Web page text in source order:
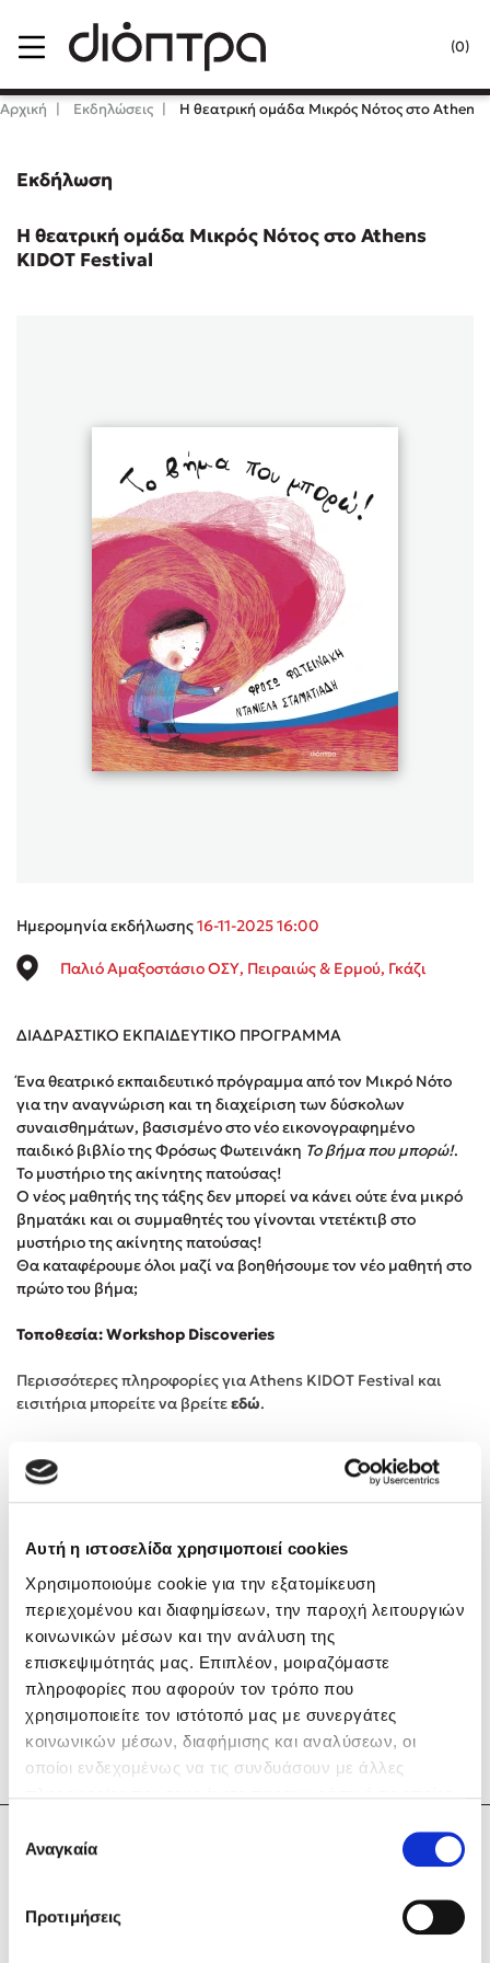
Αυτή η ιστοσελίδα χρησιμοποιεί cookies
Χρησιμοποιούμε cookie για την εξατομίκευση
περιεχομένου και διαφημίσεων, την παροχή λειτουργιών
κοινωνικών μέσων και την ανάλυση της
επισκεψιμότητάς μας. Επιπλέον, μοιραζόμαστε
πληροφορίες που αφορούν τον τρόπο που
χρησιμοποιείτε τον ιστότοπό μας με συνεργάτες
κοινωνικών μέσων, διαφήμισης και αναλύσεων, οι
οποίοι ενδεχομένως να τις συνδυάσουν με άλλες
των υπηρεσιών τους. Αν συνεχίσετε να χρησιμοποιείτε
την ιστοσελίδα μας, συναινείτε στη χρήση των cookies
συγκατάθεσης
Αναγκαία
Προτιμήσεις
(0)
Κλείσιμο
Δημοφιλή Βιβλία
Lidia Branković
Χάρης Πολίτης
Καθρέφτης
Sebastian Fitzek
Playlist
Κώστας Κρομμύδας
Το λιμάνι μου είσαι εσύ
Ιωάννης Γλωσσόπουλος
Δανάη Δεληγεώργη
Πάνω, κάτω, μπροστά, πίσω
Mel Robbins
Η μέθοδος Αφήστε τους
Δημοφιλείς Συγγραφείς
Παύλος Καστανάς
Αρχική Εκδηλώσεις Η θεατρική ομάδα Μικρός Νότος στο Athens
Εκδήλωση
Η θεατρική ομάδα Μικρός Νότος στο Athens
KIDOT Festival
Ημερομηνία εκδήλωσης16-11-2025 16:00
Παλιό Αμαξοστάσιο ΟΣΥ, Πειραιώς & Ερμού, Γκάζι
ΔΙΑΔΡΑΣΤΙΚΟ ΕΚΠΑΙΔΕΥΤΙΚΟ ΠΡΟΓΡΑΜΜΑ
Ένα θεατρικό εκπαιδευτικό πρόγραμμα από τον Μικρό Νότο
για την αναγνώριση και τη διαχείριση των δύσκολων
συναισθημάτων, βασισμένο στο νέο εικονογραφημένο
παιδικό βιβλίο της Φρόσως Φωτεινάκη Το βήμα που μπορώ!.
Το μυστήριο της ακίνητης πατούσας!
Ο νέος μαθητής της τάξης δεν μπορεί να κάνει ούτε ένα μικρό
βηματάκι και οι συμμαθητές του γίνονται ντετέκτιβ στο
μυστήριο της ακίνητης πατούσας!
Θα καταφέρουμε όλοι μαζί να βοηθήσουμε τον νέο μαθητή στο
πρώτο του βήμα;
Τοποθεσία: Workshop Discoveries
Περισσότερες πληροφορίες για Athens KIDOT Festival και
εισιτήρια μπορείτε να βρείτεεδώ.
Φρόσω Φωτεινάκη